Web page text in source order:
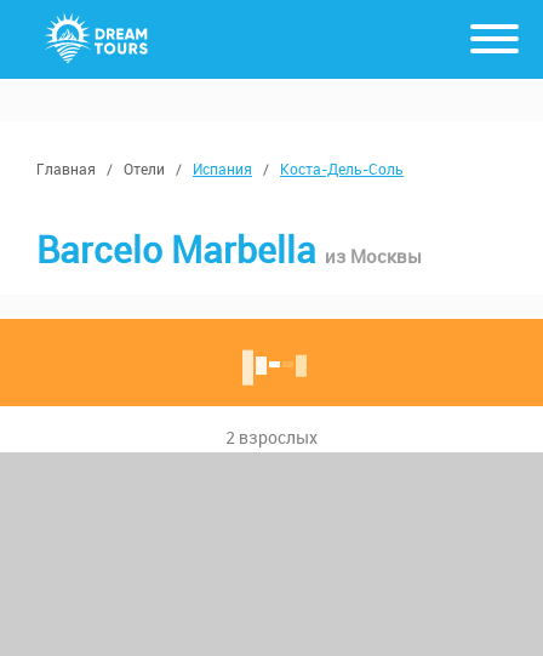
Главная / Отели / Испания / Коста-Дель-Соль
Barcelo Marbella из Москвы
2 взрослых